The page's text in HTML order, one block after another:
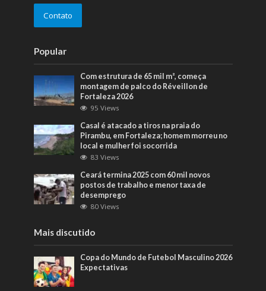
Contato
Popular
Com estrutura de 65 mil m², começa
montagem de palco do Réveillon de
Fortaleza 2026
95 Views
Casal é atacado a tiros na praia do
Pirambu, em Fortaleza; homem morreu no
local e mulher foi socorrida
83 Views
Ceará termina 2025 com 60 mil novos
postos de trabalho e menor taxa de
desemprego
80 Views
Mais discutido
Copa do Mundo de Futebol Masculino 2026
Expectativas